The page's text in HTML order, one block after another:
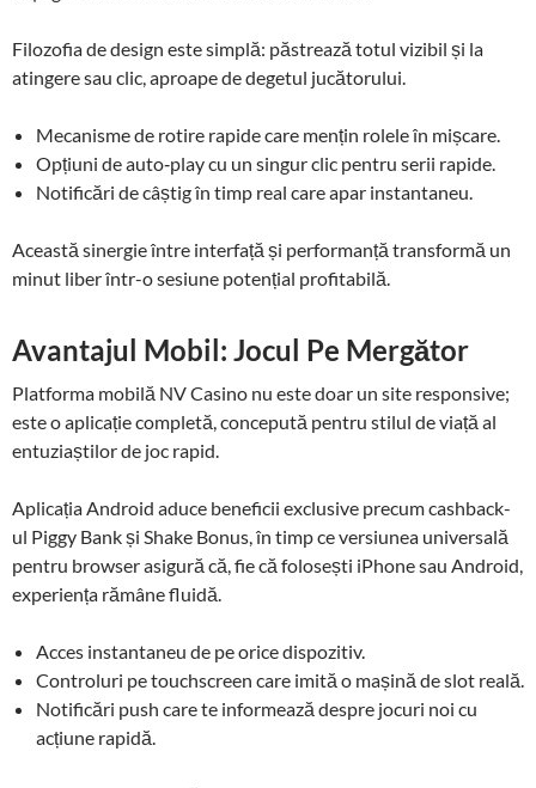
Filozofia de design este simplă: păstrează totul vizibil și la
atingere sau clic, aproape de degetul jucătorului.
Mecanisme de rotire rapide care mențin rolele în mișcare.
Opțiuni de auto‑play cu un singur clic pentru serii rapide.
Notificări de câștig în timp real care apar instantaneu.
Această sinergie între interfață și performanță transformă un
minut liber într-o sesiune potențial profitabilă.
Avantajul Mobil: Jocul Pe Mergător
Platforma mobilă NV Casino nu este doar un site responsive;
este o aplicație completă, concepută pentru stilul de viață al
entuziaștilor de joc rapid.
Aplicația Android aduce beneficii exclusive precum cashback-
ul Piggy Bank și Shake Bonus, în timp ce versiunea universală
pentru browser asigură că, fie că folosești iPhone sau Android,
experiența rămâne fluidă.
Acces instantaneu de pe orice dispozitiv.
Controluri pe touchscreen care imită o mașină de slot reală.
Notificări push care te informează despre jocuri noi cu
acțiune rapidă.